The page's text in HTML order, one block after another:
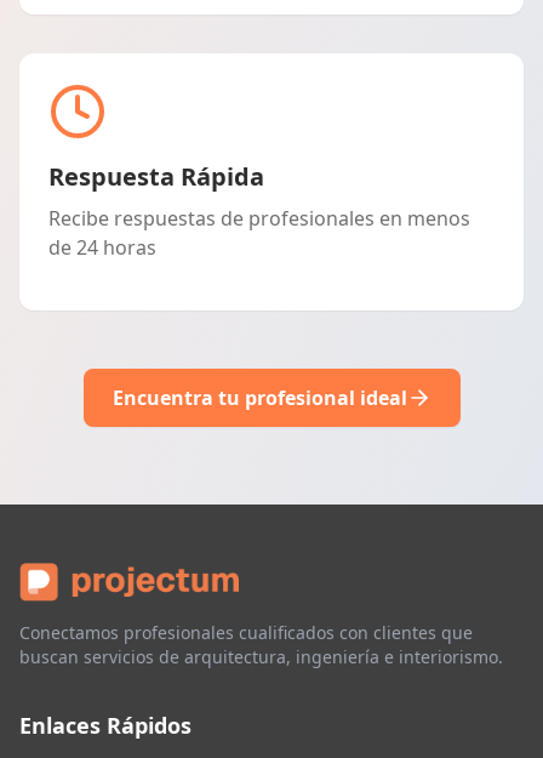
Respuesta Rápida
Recibe respuestas de profesionales en menos
de 24 horas
Encuentra tu profesional ideal
Conectamos profesionales cualificados con clientes que
buscan servicios de arquitectura, ingeniería e interiorismo.
Enlaces Rápidos